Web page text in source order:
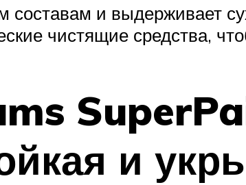
составам и выдерживает
чистящие средства,
и